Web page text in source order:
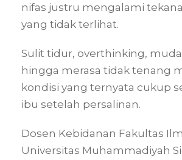
nifas justru mengalami
yang tidak terlihat.
Sulit tidur, overthinking,
hingga merasa tidak tenang
kondisi yang ternyata cukup
ibu setelah persalinan.
Dosen Kebidanan Fakultas
Universitas Muhammadiyah